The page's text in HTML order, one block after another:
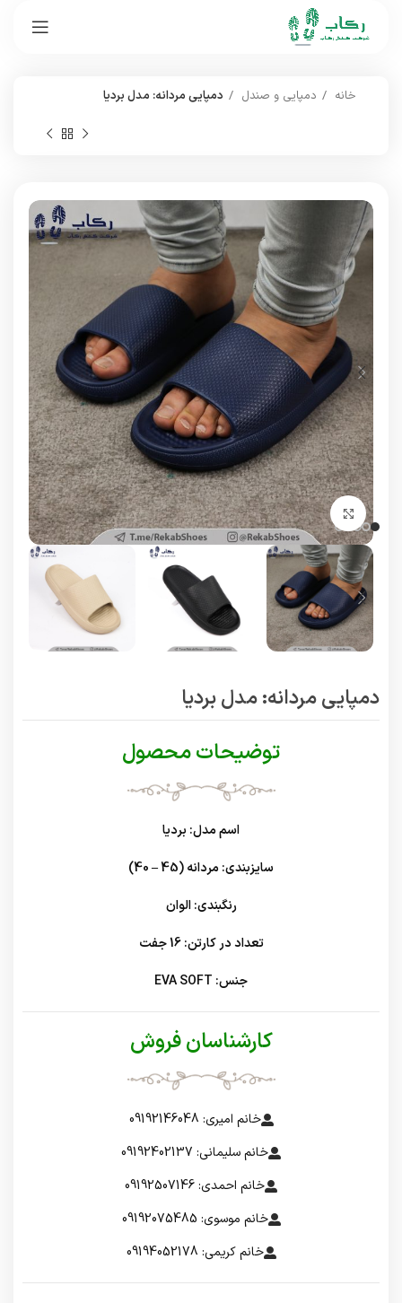
خانه دمپایی و صندل دمپایی مردانه: مدل بردیا
برای بزرگنمایی کلیک کنید
دمپایی مردانه: مدل بردیا
توضیحات محصول
اسم مدل: بردیا
سایزبندی: مردانه (45 – 40)
رنگبندی: الوان
تعداد در کارتن: 16 جفت
جنس: EVA SOFT
کارشناسان فروش
خانم امیری: 09192146048
خانم سلیمانی: 09192402137
خانم احمدی: 09192507146
خانم موسوی: 09192075485
خانم کریمی: 09194052178